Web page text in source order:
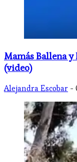
Mamás Ballena
(video)
Alejandra Escobar -